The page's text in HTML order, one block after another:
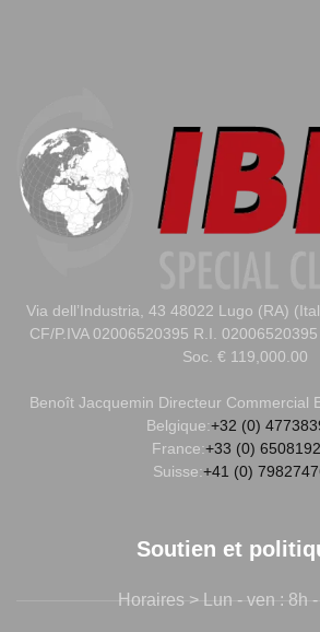
Via dell’Industria, 43 48022 Lugo (RA)
CF/P.IVA 02006520395 R.I.
Soc. € 119,000.00
Benoît Jacquemin Directeur Commercial
Belgique:+32 (0)
France:+33 (0)
Suisse:+41 (0)
Soutien et
Horaires > Lun - ven : 8h